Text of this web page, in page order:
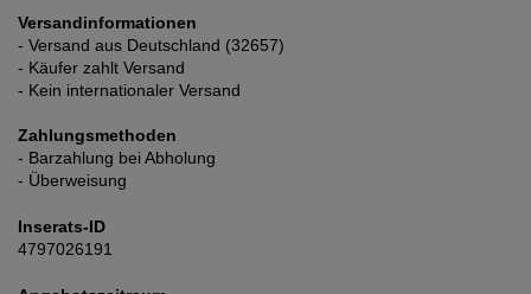
Versandinformationen
- Versand aus Deutschland (32657)
- Käufer zahlt Versand
- Kein internationaler Versand
Zahlungsmethoden
- Barzahlung bei Abholung
- Überweisung
Inserats-ID
4797026191